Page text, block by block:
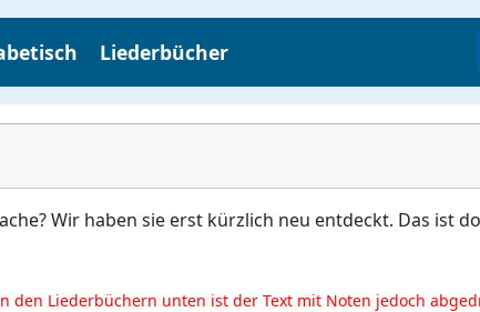
Liederbücher
Wir haben sie erst kürzlich neu entdeckt. Das ist
den Liederbüchern unten ist der Text mit Noten jedoch